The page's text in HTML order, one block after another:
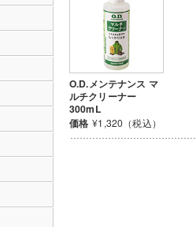
O.D.メンテナンス マ
ルチクリーナー
300mL
価格 ¥1,320（税込）